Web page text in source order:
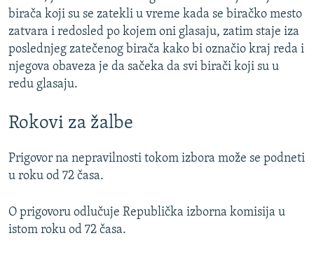
birača koji su se zatekli u vreme kada se biračko mesto
zatvara i redosled po kojem oni glasaju, zatim staje iza
poslednjeg zatečenog birača kako bi označio kraj reda i
njegova obaveza je da sačeka da svi birači koji su u
redu glasaju.
Rokovi za žalbe
Prigovor na nepravilnosti tokom izbora može se podneti
u roku od 72 časa.
O prigovoru odlučuje Republička izborna komisija u
istom roku od 72 časa.